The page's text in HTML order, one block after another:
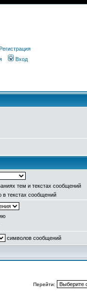
Вход
тем и текстах сообщений
в текстах сообщений
символов сообщений
Перейти: